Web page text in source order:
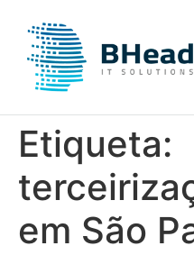
Etiqueta:
em São